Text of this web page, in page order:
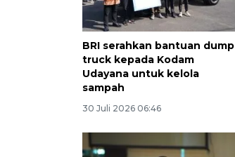
BRI serahkan bantuan dump
truck kepada Kodam
Udayana untuk kelola
sampah
30 Juli 2026 06:46